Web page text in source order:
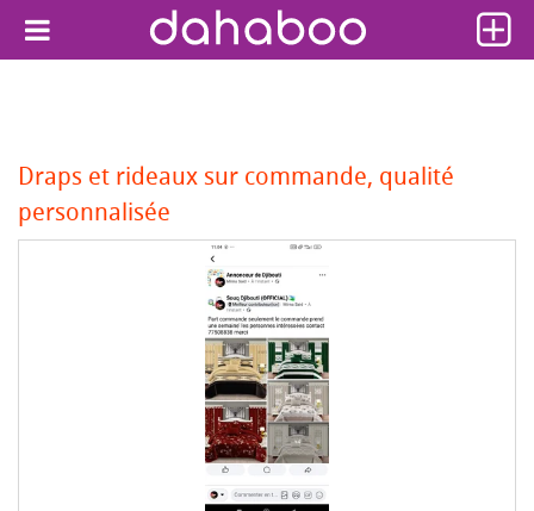
Draps et rideaux sur commande, qualité
personnalisée